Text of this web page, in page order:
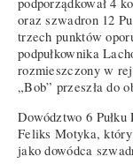
oraz szwadron 12
trzech punktów
podpułkownika
rozmieszczony w
„Bob” przeszła do
Dowództwo 6 Pułku
Feliks Motyka, który
jako dowódca